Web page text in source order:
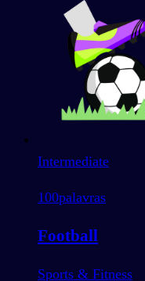
Intermediate
100palavras
Football
Sports & Fitness